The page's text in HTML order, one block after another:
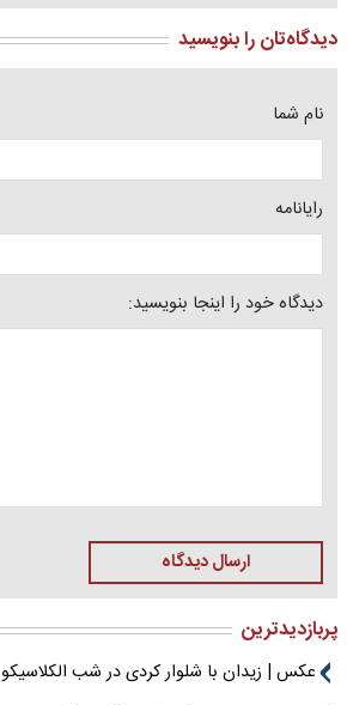
دیدگاه‌تان را بنویسید
نام شما
رایانامه
دیدگاه خود را اینجا بنویسید:
ارسال دیدگاه
پربازدیدترین
عکس | زیدان با شلوار کردی در شب الکلاسیکو